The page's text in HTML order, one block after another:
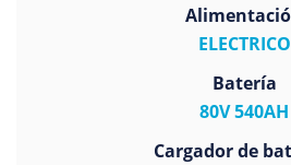
ELECTRICO
Batería
80V 540AH
Cargador de